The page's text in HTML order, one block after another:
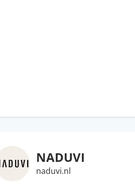
NADUVI
naduvi.nl